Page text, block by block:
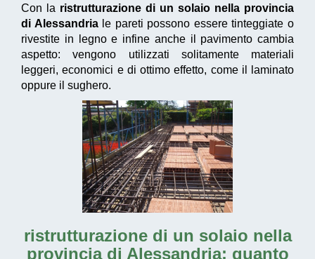
Con la ristrutturazione di un solaio nella provincia
di Alessandriale pareti possono essere tinteggiate o
rivestite in legno e infine anche il pavimento cambia
aspetto: vengono utilizzati solitamente materiali
leggeri, economici e di ottimo effetto, come il laminato
oppure il sughero.
ristrutturazione di un solaio nella
provincia di Alessandria: quanto